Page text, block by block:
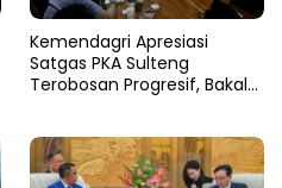
Kemendagri Apresiasi
Satgas PKA Sulteng
Terobosan Progresif, Bakal